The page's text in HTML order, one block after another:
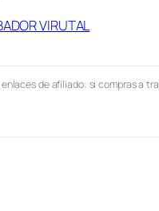
VIRUTAL
de afiliado: si compras a